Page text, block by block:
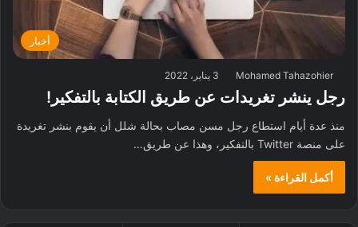
أخبار
Mohamed Tahazohier 3 يناير، 2022
رجل ينشر تغريدات عن طريق الكتابة بالتفكير!
منذ عدة أيام استطاع رجل مسن مصاب بحالة شلل أن يقوم بنشر تغريدة
على منصة Twitter بالتفكير، وهذا عن طريق…
أكمل القراءة »